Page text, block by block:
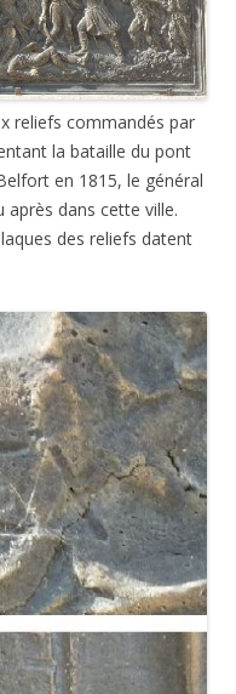
reliefs commandés par
la bataille du pont
en 1815, le général
dans cette ville.
des reliefs datent